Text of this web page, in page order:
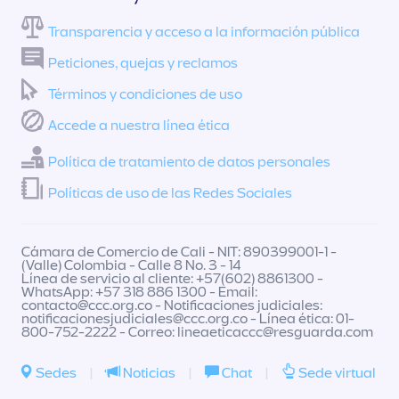
Transparencia y acceso a la información pública
Peticiones, quejas y reclamos
Términos y condiciones de uso
Accede a nuestra línea ética
Política de tratamiento de datos personales
Políticas de uso de las Redes Sociales
Cámara de Comercio de Cali - NIT: 890399001-1 -
(Valle) Colombia - Calle 8 No. 3 - 14
Línea de servicio al cliente: +57(602) 8861300 -
WhatsApp: +57 318 886 1300 - Email:
contacto@ccc.org.co- Notificaciones judiciales:
notificacionesjudiciales@ccc.org.co- Línea ética: 01-
800-752-2222 - Correo: lineaeticaccc@resguarda.com
Sedes | Noticias | Chat | Sede virtual